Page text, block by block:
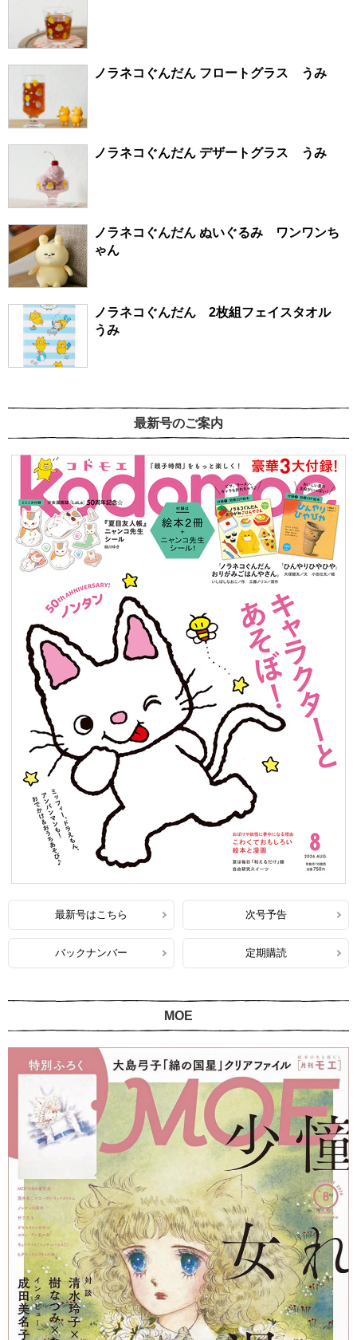
ノラネコぐんだん フロートグラス うみ
ノラネコぐんだん デザートグラス うみ
ノラネコぐんだん ぬいぐるみ ワンワンち
ゃん
ノラネコぐんだん 2枚組フェイスタオル
うみ
最新号のご案内
最新号はこちら 次号予告
バックナンバー 定期購読
MOE